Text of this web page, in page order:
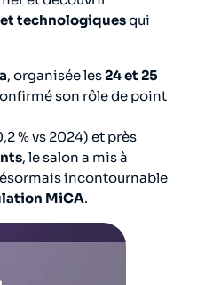
technologiquesqui
, organisée les24 et 25
son rôle de point
% vs 2024) et près
, le salon a mis à
incontournable
MiCA.